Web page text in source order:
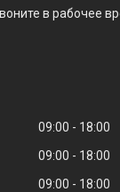
в рабочее
09:00
18:00
09:00
18:00
09:00
18:00